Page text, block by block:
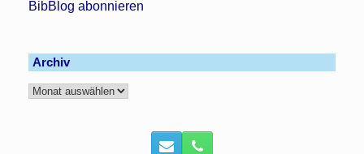
BibBlog abonnieren
Archiv
Archiv